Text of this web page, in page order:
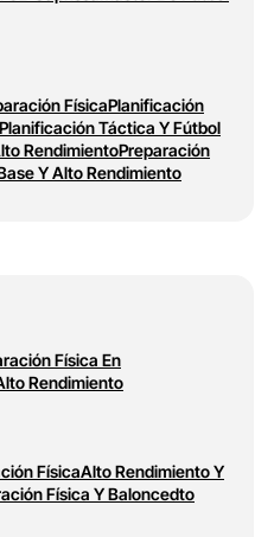
FísicaPlanificación
Planificación Táctica Y Fútbol
RendimientoPreparación
Y Alto Rendimiento
Física En
Rendimiento
FísicaAlto Rendimiento Y
Física Y Baloncedto